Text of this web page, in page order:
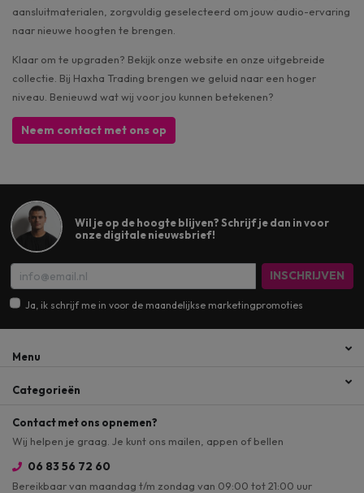
aansluitmaterialen, zorgvuldig geselecteerd om jouw audio-ervaring
naar nieuwe hoogten te brengen.
Klaar om te upgraden? Bekijk onze website en onze uitgebreide
collectie. Bij Haxha Trading brengen we geluid naar een hoger
niveau. Benieuwd wat wij voor jou kunnen betekenen?
Neem contact met ons op
Wil je op de hoogte blijven? Schrijf je dan in voor
onze digitale nieuwsbrief!
INSCHRIJVEN
Ja, ik schrijf me in voor de maandelijkse marketingpromoties
Menu
Categorieën
Contact met ons opnemen?
Wij helpen je graag. Je kunt ons mailen, appen of bellen
06 83 56 72 60
Bereikbaar van maandag t/m zondag van 09:00 tot 21:00 uur